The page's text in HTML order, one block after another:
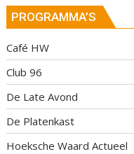
PROGRAMMA’S
Café HW
Club 96
De Late Avond
De Platenkast
Hoeksche Waard Actueel